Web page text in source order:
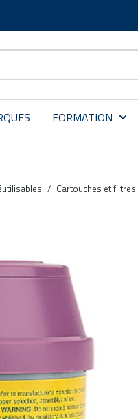
FORMATION
/ Cartouches et filtres